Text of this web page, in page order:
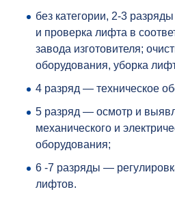
без категории, 2-3
и проверка лифта в
завода изготовителя;
оборудования, уборка
4 разряд — техническое
5 разряд — осмотр и
механического и
оборудования;
6 -7 разряды —
лифтов.